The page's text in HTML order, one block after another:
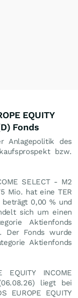
EQUITY
Fonds
Anlagepolitik des
bzw.
SELECT - M2
Mio. hat eine TER
beträgt 0,00 % und
sich um einen
Aktienfonds
Der Fonds wurde
Aktienfonds
INCOME
06.08.26) liegt bei
EUROPE EQUITY